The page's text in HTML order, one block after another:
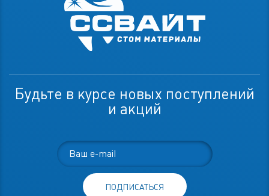
Будьте в курсе новых поступлений
и акций
ПОДПИСАТЬСЯ